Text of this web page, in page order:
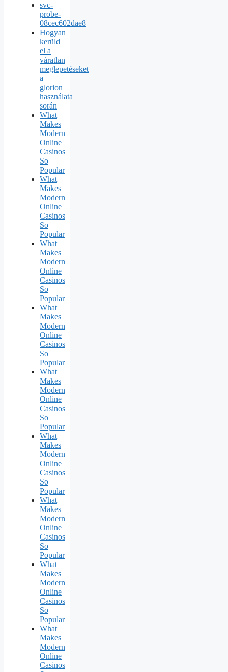
svc-
probe-
08cec602dae8
Hogyan
kerüld
el a
váratlan
meglepetéseket
a
glorion
használata
során
What
Makes
Modern
Online
Casinos
So
Popular
What
Makes
Modern
Online
Casinos
So
Popular
What
Makes
Modern
Online
Casinos
So
Popular
What
Makes
Modern
Online
Casinos
So
Popular
What
Makes
Modern
Online
Casinos
So
Popular
What
Makes
Modern
Online
Casinos
So
Popular
What
Makes
Modern
Online
Casinos
So
Popular
What
Makes
Modern
Online
Casinos
So
Popular
What
Makes
Modern
Online
Casinos